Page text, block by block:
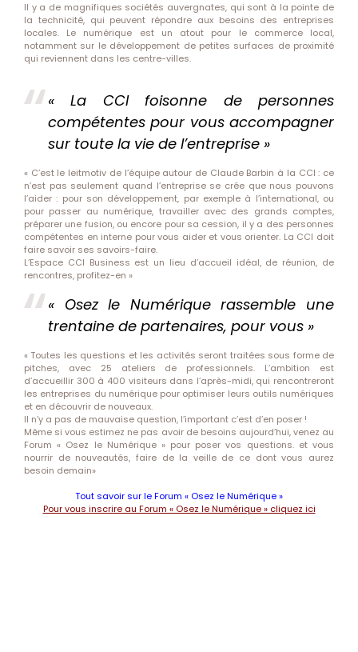
Il y a de magnifiques sociétés auvergnates, qui sont à la pointe de
la technicité, qui peuvent répondre aux besoins des entreprises
locales. Le numérique est un atout pour le commerce local,
notamment sur le développement de petites surfaces de proximité
qui reviennent dans les centre-villes.
« La CCI foisonne de personnes
compétentes pour vous accompagner
sur toute la vie de l’entreprise »
« C’est le leitmotiv de l’équipe autour de Claude Barbin à la CCI : ce
n’est pas seulement quand l’entreprise se crée que nous pouvons
l’aider : pour son développement, par exemple à l’international, ou
pour passer au numérique, travailler avec des grands comptes,
préparer une fusion, ou encore pour sa cession, il y a des personnes
compétentes en interne pour vous aider et vous orienter. La CCI doit
faire savoir ses savoirs-faire.
L’Espace CCI Business est un lieu d’accueil idéal, de réunion, de
rencontres, profitez-en »
« Osez le Numérique rassemble une
trentaine de partenaires, pour vous »
« Toutes les questions et les activités seront traitées sous forme de
pitches, avec 25 ateliers de professionnels. L’ambition est
d’accueillir 300 à 400 visiteurs dans l’après-midi, qui rencontreront
les entreprises du numérique pour optimiser leurs outils numériques
et en découvrir de nouveaux.
Il n’y a pas de mauvaise question, l’important c’est d’en poser !
Même si vous estimez ne pas avoir de besoins aujourd’hui, venez au
Forum « Osez le Numérique » pour poser vos questions. et vous
nourrir de nouveautés, faire de la veille de ce dont vous aurez
besoin demain»
Tout savoir sur le Forum « Osez le Numérique »
Pour vous inscrire au Forum « Osez le Numérique » cliquez ici